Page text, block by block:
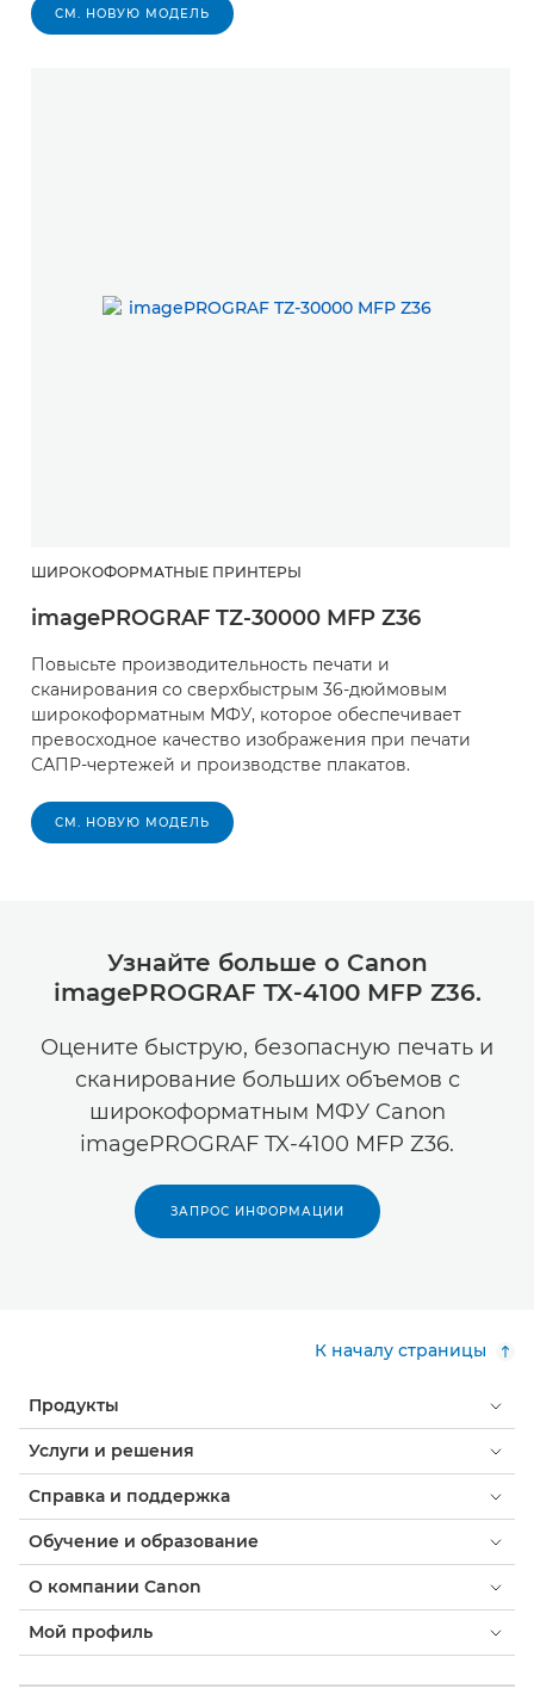
СМ. НОВУЮ МОДЕЛЬ
ШИРОКОФОРМАТНЫЕ ПРИНТЕРЫ
imagePROGRAF TZ-30000 MFP Z36
Повысьте производительность печати и
сканирования со сверхбыстрым 36-дюймовым
широкоформатным МФУ, которое обеспечивает
превосходное качество изображения при печати
САПР-чертежей и производстве плакатов.
СМ. НОВУЮ МОДЕЛЬ
Узнайте больше о Canon
imagePROGRAF TX-4100 MFP Z36.
Оцените быструю, безопасную печать и
сканирование больших объемов с
широкоформатным МФУ Canon
imagePROGRAF TX-4100 MFP Z36.
ЗАПРОС ИНФОРМАЦИИ
К началу страницы
Продукты
Услуги и решения
Справка и поддержка
Обучение и образование
О компании Canon
Мой профиль